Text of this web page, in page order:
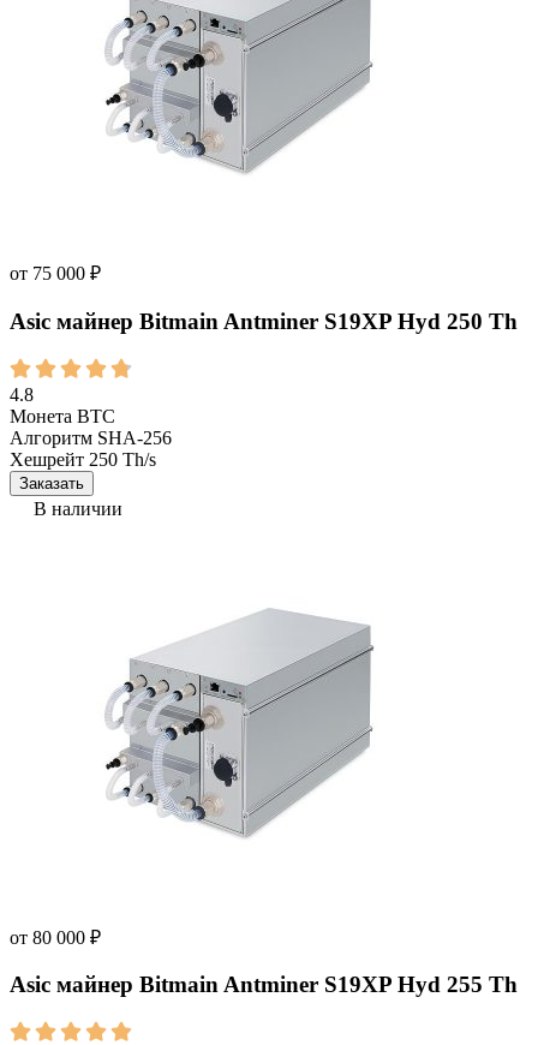
от 75 000 ₽
Asic майнер Bitmain Antminer S19XP Hyd 250 Th
4.8
Монета BTC
Алгоритм SHA-256
Хешрейт 250 Th/s
Заказать
В наличии
от 80 000 ₽
Asic майнер Bitmain Antminer S19XP Hyd 255 Th